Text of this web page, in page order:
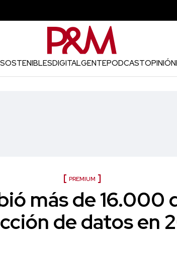
DIGITALGENTEPODCASTOPINIÓN
PREMIUM
más de 16.000
de datos en